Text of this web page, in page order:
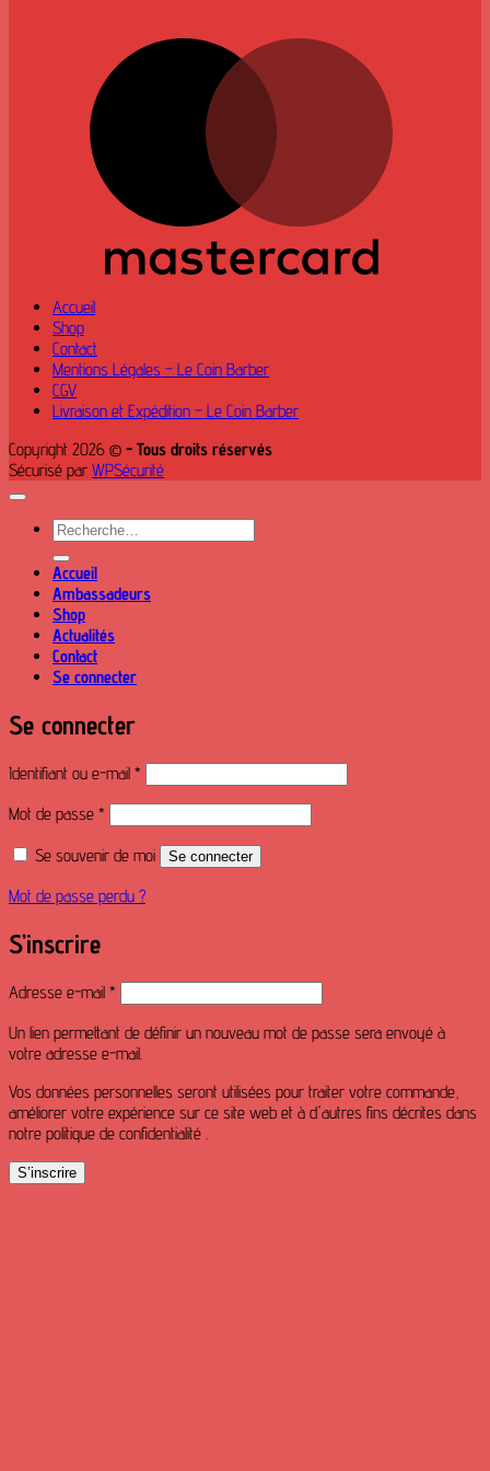
Accueil
Shop
Contact
Mentions Légales – Le Coin Barber
CGV
Livraison et Expédition – Le Coin Barber
Copyright 2026 © - Tous droits réservés
Sécurisé par WPSécurité
Recherche
pour :
Accueil
Ambassadeurs
Shop
Actualités
Contact
Se connecter
Se connecter
Identifiant ou e-mail *
Mot de passe *
Se souvenir de moi Se connecter
Mot de passe perdu ?
S’inscrire
Adresse e-mail *
Un lien permettant de définir un nouveau mot de passe sera envoyé à
votre adresse e-mail.
Vos données personnelles seront utilisées pour traiter votre commande,
améliorer votre expérience sur ce site web et à d'autres fins décrites dans
notre politique de confidentialité .
S’inscrire